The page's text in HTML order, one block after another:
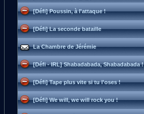
[Défi] Poussin, à l'attaque !
[Défi] La seconde bataille
La Chambre de Jérémie
[Défi - IRL] Shabadabada, Shabadabada !
[Défi] Tape plus vite si tu l'oses !
[Défi] We will, we will rock you !